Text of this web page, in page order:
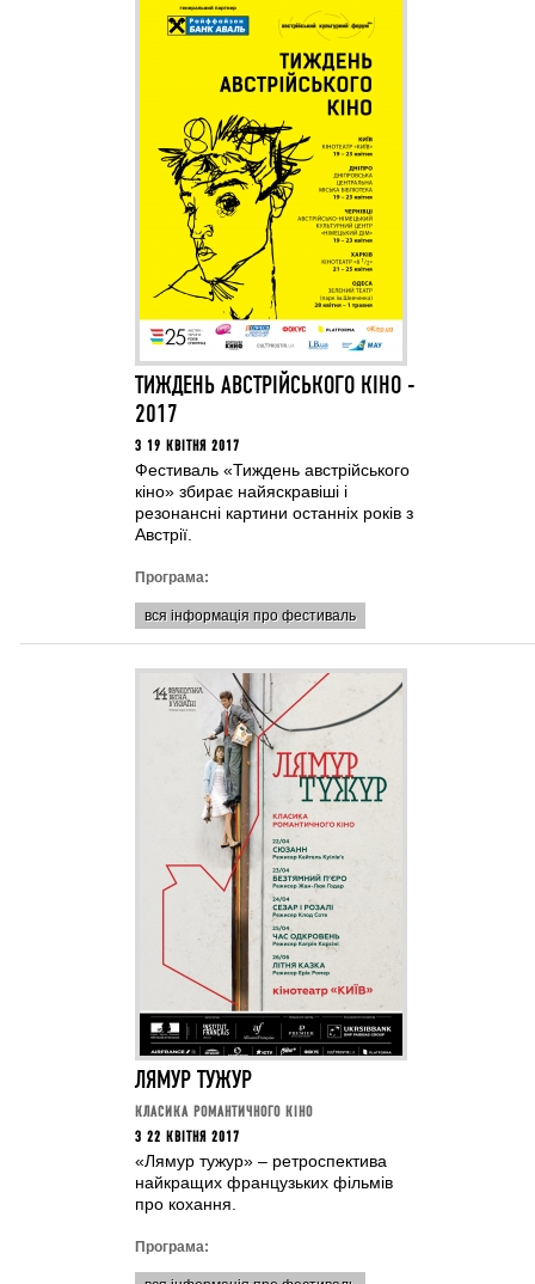
ТИЖДЕНЬ АВСТРІЙСЬКОГО КІНО -
2017
З 19 КВІТНЯ 2017
Фестиваль «Тиждень австрійського
кіно» збирає найяскравіші і
резонансні картини останніх років з
Австрії.
Програма:
вся інформація про фестиваль
ЛЯМУР ТУЖУР
КЛАСИКА РОМАНТИЧНОГО КІНО
З 22 КВІТНЯ 2017
«Лямур тужур» – ретроспектива
найкращих французьких фільмів
про кохання.
Програма: